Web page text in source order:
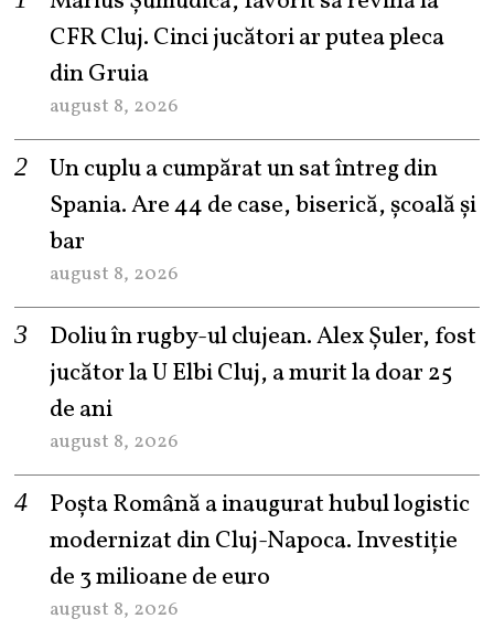
CFR Cluj. Cinci jucători ar putea pleca
din Gruia
august 8, 2026
Un cuplu a cumpărat un sat întreg din
Spania. Are 44 de case, biserică, școală și
bar
august 8, 2026
Doliu în rugby-ul clujean. Alex Șuler, fost
jucător la U Elbi Cluj, a murit la doar 25
de ani
august 8, 2026
Poșta Română a inaugurat hubul logistic
modernizat din Cluj-Napoca. Investiție
de 3 milioane de euro
august 8, 2026